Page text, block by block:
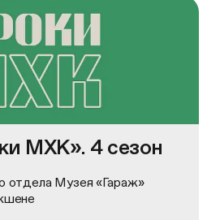
МХК». 4 сезон
отдела Музея «Гараж»